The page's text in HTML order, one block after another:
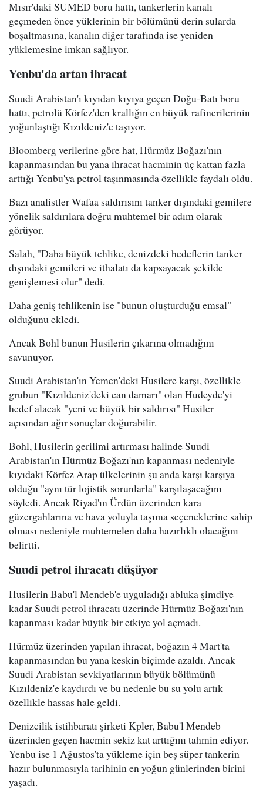
Mısır'daki SUMED boru hattı, tankerlerin kanalı
geçmeden önce yüklerinin bir bölümünü derin sularda
boşaltmasına, kanalın diğer tarafında ise yeniden
yüklemesine imkan sağlıyor.
Yenbu'da artan ihracat
Suudi Arabistan'ı kıyıdan kıyıya geçen Doğu-Batı boru
hattı, petrolü Körfez'den krallığın en büyük rafinerilerinin
yoğunlaştığı Kızıldeniz'e taşıyor.
Bloomberg verilerine göre hat, Hürmüz Boğazı'nın
kapanmasından bu yana ihracat hacminin üç kattan fazla
arttığı Yenbu'ya petrol taşınmasında özellikle faydalı oldu.
Bazı analistler Wafaa saldırısını tanker dışındaki gemilere
yönelik saldırılara doğru muhtemel bir adım olarak
görüyor.
Salah, "Daha büyük tehlike, denizdeki hedeflerin tanker
dışındaki gemileri ve ithalatı da kapsayacak şekilde
genişlemesi olur" dedi.
Daha geniş tehlikenin ise "bunun oluşturduğu emsal"
olduğunu ekledi.
Ancak Bohl bunun Husilerin çıkarına olmadığını
savunuyor.
Suudi Arabistan'ın Yemen'deki Husilere karşı, özellikle
grubun "Kızıldeniz'deki can damarı" olan Hudeyde'yi
hedef alacak "yeni ve büyük bir saldırısı" Husiler
açısından ağır sonuçlar doğurabilir.
Bohl, Husilerin gerilimi artırması halinde Suudi
Arabistan'ın Hürmüz Boğazı'nın kapanması nedeniyle
kıyıdaki Körfez Arap ülkelerinin şu anda karşı karşıya
olduğu "aynı tür lojistik sorunlarla" karşılaşacağını
söyledi. Ancak Riyad'ın Ürdün üzerinden kara
güzergahlarına ve hava yoluyla taşıma seçeneklerine sahip
olması nedeniyle muhtemelen daha hazırlıklı olacağını
belirtti.
Suudi petrol ihracatı düşüyor
Husilerin Babu'l Mendeb'e uyguladığı abluka şimdiye
kadar Suudi petrol ihracatı üzerinde Hürmüz Boğazı'nın
kapanması kadar büyük bir etkiye yol açmadı.
Hürmüz üzerinden yapılan ihracat, boğazın 4 Mart'ta
kapanmasından bu yana keskin biçimde azaldı. Ancak
Suudi Arabistan sevkiyatlarının büyük bölümünü
Kızıldeniz'e kaydırdı ve bu nedenle bu su yolu artık
özellikle hassas hale geldi.
Denizcilik istihbaratı şirketi Kpler, Babu'l Mendeb
üzerinden geçen hacmin sekiz kat arttığını tahmin ediyor.
Yenbu ise 1 Ağustos'ta yükleme için beş süper tankerin
hazır bulunmasıyla tarihinin en yoğun günlerinden birini
yaşadı.